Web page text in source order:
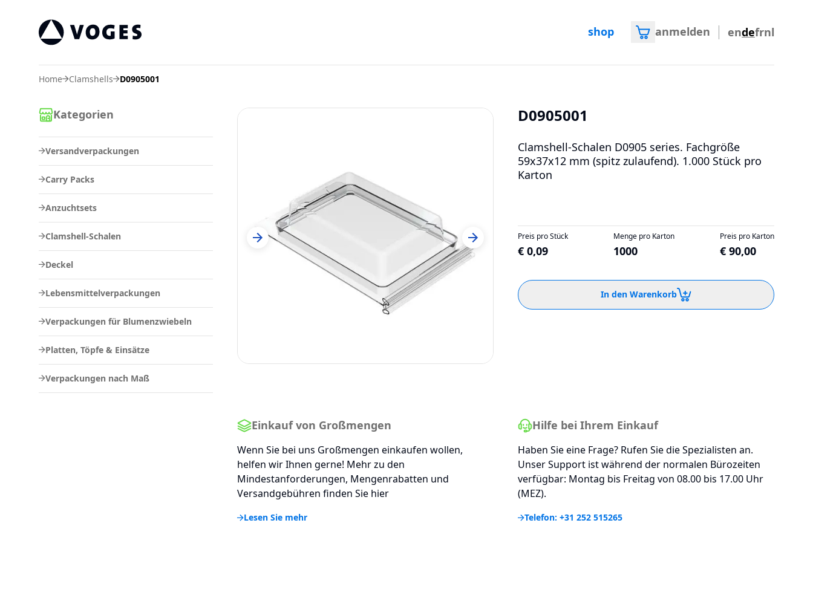
shop anmelden endefrnl
Home Clamshells D0905001
Kategorien
Versandverpackungen
Carry Packs
Anzuchtsets
Clamshell-Schalen
Deckel
Lebensmittelverpackungen
Verpackungen für Blumenzwiebeln
Platten, Töpfe & Einsätze
Verpackungen nach Maß
D0905001
Clamshell-Schalen D0905 series. Fachgröße
59x37x12 mm (spitz zulaufend). 1.000 Stück pro
Karton
Preis pro Stück
€ 0,09
Menge pro Karton
1000
Preis pro Karton
€ 90,00
In den Warenkorb
Einkauf von Großmengen
Wenn Sie bei uns Großmengen einkaufen wollen,
helfen wir Ihnen gerne! Mehr zu den
Mindestanforderungen, Mengenrabatten und
Versandgebühren finden Sie hier
Lesen Sie mehr
Hilfe bei Ihrem Einkauf
Haben Sie eine Frage? Rufen Sie die Spezialisten an.
Unser Support ist während der normalen Bürozeiten
verfügbar: Montag bis Freitag von 08.00 bis 17.00 Uhr
(MEZ).
Telefon: +31 252 515265